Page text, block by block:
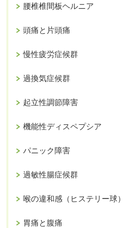
腰椎椎間板ヘルニア
頭痛と片頭痛
慢性疲労症候群
過換気症候群
起立性調節障害
機能性ディスペプシア
パニック障害
過敏性腸症候群
喉の違和感（ヒステリー球）
胃痛と腹痛